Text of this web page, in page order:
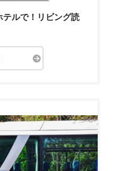
テルで！リビング読